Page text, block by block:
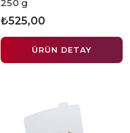
250 g
₺525,00
ÜRÜN DETAY